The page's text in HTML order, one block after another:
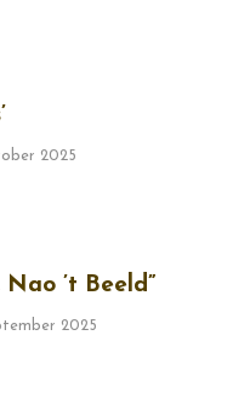
2025
Nao ’t Beeld”
2025